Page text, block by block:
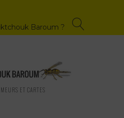
Baroum ?
ET CARTES